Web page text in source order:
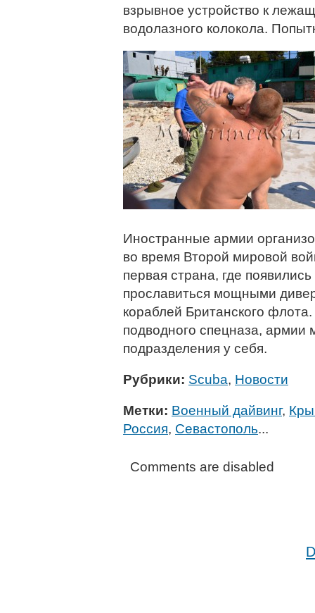
взрывное устройство к
водолазного колокола.
Иностранные армии
во время Второй мировой
первая страна, где
прославиться мощными
кораблей Британского
подводного спецназа, армии
подразделения у себя.
Рубрики: Scuba, Новости
Метки: Военный дайвинг,
Россия, Севастополь...
Comments are disabled